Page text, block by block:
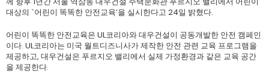
대상의 `어린이 똑똑한 안전교육’을 실시한다고 24일 밝혔다.
어린이 똑똑한 안전교육은 UL코리아와 대우건설이 공동개발한 안전 캠페인
이다. UL코리아는 미국 월트디즈니사가 제작한 안전 관련 교육 프로그램을
제공하고, 대우건설은 푸르지오 밸리에서 실제 가정환경과 같은 교육 공간
을 제공한다.